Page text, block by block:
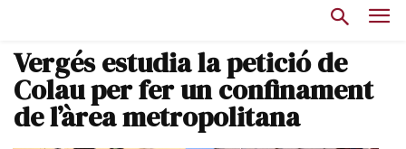
Vergés estudia la petició de
Colau per fer un confinament
de l’àrea metropolitana